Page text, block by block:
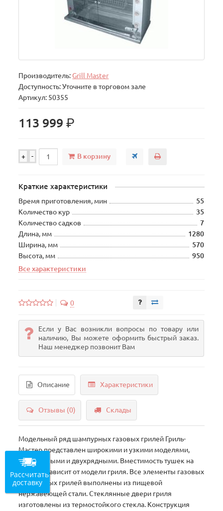
Производитель: Grill Master
Доступность: Уточните в торговом зале
Артикул: 50355
113 999р.
+ - В корзину
Краткие характеристики
Время приготовления, мин
55
Количество кур
35
Количество садков
7
Длина, мм
1280
Ширина, мм
570
Высота, мм
950
Все характеристики
0
Если у Вас возникли вопросы по товару или
наличию, Вы можете оформить быстрый заказ.
Наш менеджер позвонит Вам
Описание Характеристики
Отзывы (0) Склады
Модельный ряд шампурных газовых грилей Гриль-
Мастер представлен широкими и узкими моделями,
однорядными и двухрядными. Вместимость тушек на
шампур зависит от модели гриля. Все элементы газовых
шампурных грилей выполнены из пищевой
нержавеющей стали. Стеклянные двери гриля
изготовлены из термостойкого стекла. Конструкция
Рассчитать
доставку